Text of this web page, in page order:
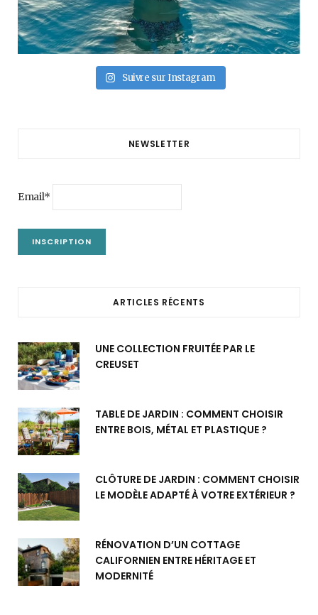
Suivre sur Instagram
NEWSLETTER
Email*
ARTICLES RÉCENTS
UNE COLLECTION FRUITÉE PAR LE
CREUSET
TABLE DE JARDIN : COMMENT CHOISIR
ENTRE BOIS, MÉTAL ET PLASTIQUE ?
CLÔTURE DE JARDIN : COMMENT CHOISIR
LE MODÈLE ADAPTÉ À VOTRE EXTÉRIEUR ?
RÉNOVATION D’UN COTTAGE
CALIFORNIEN ENTRE HÉRITAGE ET
MODERNITÉ